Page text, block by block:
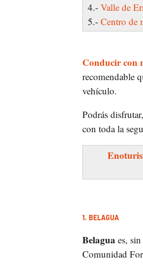
4.- Valle de
5.- Centro de
Conducir con
recomendable
vehículo.
Podrás
con toda la
1. BELAGUA
Belagua es,
Comunidad